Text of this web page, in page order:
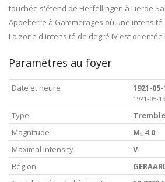
touchée s'étend de Herfellingen à Lierde
Appelterre à Gammerages où une
La zone d'intensité de degré IV est orientée
Paramètres au foyer
Date et heure 1921-
1921-05-
Type
Magnitude
M L 4.0
Maximal intensity
V
Région